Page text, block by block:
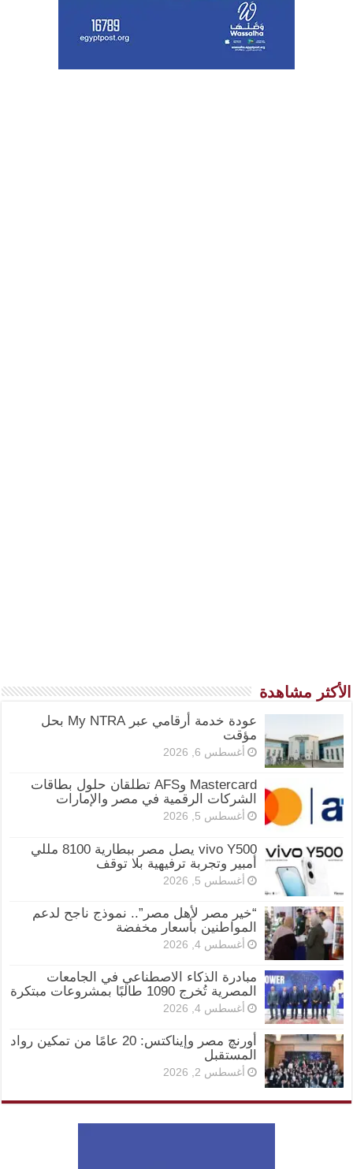
الأكثر مشاهدة
عودة خدمة أرقامي عبر My NTRA بحل
مؤقت
أغسطس 6, 2026
Mastercard وAFS تطلقان حلول بطاقات
الشركات الرقمية في مصر والإمارات
أغسطس 5, 2026
vivo Y500 يصل مصر ببطارية 8100 مللي
أمبير وتجربة ترفيهية بلا توقف
أغسطس 5, 2026
“خير مصر لأهل مصر”.. نموذج ناجح لدعم
المواطنين بأسعار مخفضة
أغسطس 4, 2026
مبادرة الذكاء الاصطناعي في الجامعات
المصرية تُخرج 1090 طالبًا بمشروعات مبتكرة
أغسطس 4, 2026
أورنچ مصر وإيناكتس: 20 عامًا من تمكين رواد
المستقبل
أغسطس 2, 2026